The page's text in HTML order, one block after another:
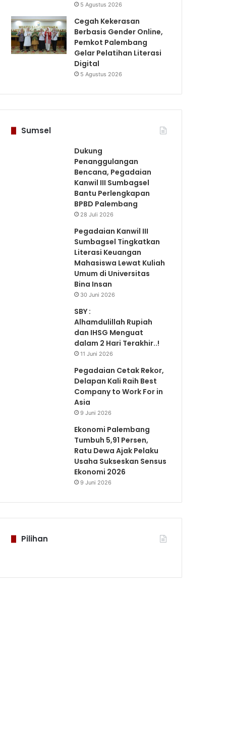
5 Agustus 2026
Cegah Kekerasan
Berbasis Gender Online,
Pemkot Palembang
Gelar Pelatihan Literasi
Digital
5 Agustus 2026
Sumsel
Dukung
Penanggulangan
Bencana, Pegadaian
Kanwil III Sumbagsel
Bantu Perlengkapan
BPBD Palembang
28 Juli 2026
Pegadaian Kanwil III
Sumbagsel Tingkatkan
Literasi Keuangan
Mahasiswa Lewat Kuliah
Umum di Universitas
Bina Insan
30 Juni 2026
SBY :
Alhamdulillah Rupiah
dan IHSG Menguat
dalam 2 Hari Terakhir..!
11 Juni 2026
Pegadaian Cetak Rekor,
Delapan Kali Raih Best
Company to Work For in
Asia
9 Juni 2026
Ekonomi Palembang
Tumbuh 5,91 Persen,
Ratu Dewa Ajak Pelaku
Usaha Sukseskan Sensus
Ekonomi 2026
9 Juni 2026
Pilihan